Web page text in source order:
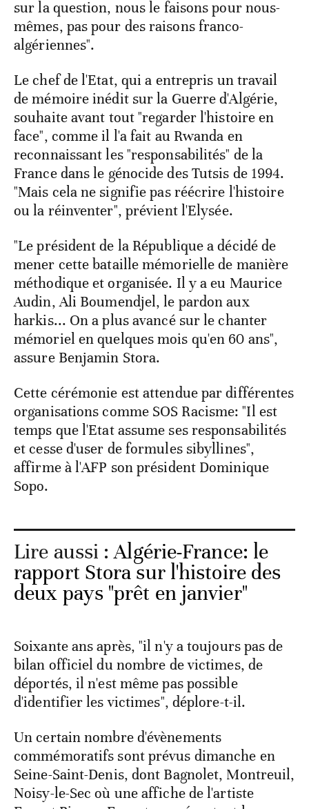
sur la question, nous le faisons pour nous-
mêmes, pas pour des raisons franco-
algériennes".
Le chef de l'Etat, qui a entrepris un travail
de mémoire inédit sur la Guerre d'Algérie,
souhaite avant tout "regarder l'histoire en
face", comme il l'a fait au Rwanda en
reconnaissant les "responsabilités" de la
France dans le génocide des Tutsis de 1994.
"Mais cela ne signifie pas réécrire l'histoire
ou la réinventer", prévient l'Elysée.
"Le président de la République a décidé de
mener cette bataille mémorielle de manière
méthodique et organisée. Il y a eu Maurice
Audin, Ali Boumendjel, le pardon aux
harkis... On a plus avancé sur le chanter
mémoriel en quelques mois qu'en 60 ans",
assure Benjamin Stora.
Cette cérémonie est attendue par différentes
organisations comme SOS Racisme: "Il est
temps que l'Etat assume ses responsabilités
et cesse d'user de formules sibyllines",
affirme à l'AFP son président Dominique
Sopo.
Lire aussi :Algérie-France: le
rapport Stora sur l'histoire des
deux pays "prêt en janvier"
Soixante ans après, "il n'y a toujours pas de
bilan officiel du nombre de victimes, de
déportés, il n'est même pas possible
d'identifier les victimes", déplore-t-il.
Un certain nombre d'évènements
commémoratifs sont prévus dimanche en
Seine-Saint-Denis, dont Bagnolet, Montreuil,
Noisy-le-Sec où une affiche de l'artiste